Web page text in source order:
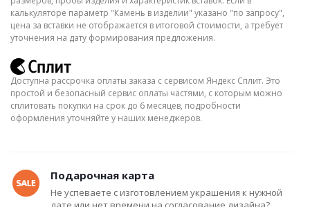
калькуляторе параметр "Камень в изделии" указано "по запросу",
цена за вставки не отображается в итоговой стоимости, а требует
уточнения на дату формирования предложения.
Доступна рассрочка оплаты заказа с сервисом Яндекс Сплит. Это
простой и безопасный сервис оплаты частями, с которым можно
сплитовать покупки на срок до 6 месяцев, подробности
оформления уточняйте у наших менеджеров.
Подарочная карта
Не успеваете с изготовлением украшения к нужной